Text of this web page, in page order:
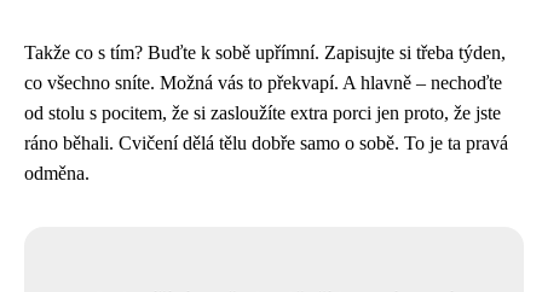
Takže co s tím? Buďte k sobě upřímní. Zapisujte si třeba týden,
co všechno sníte. Možná vás to překvapí. A hlavně – nechoďte
od stolu s pocitem, že si zasloužíte extra porci jen proto, že jste
ráno běhali. Cvičení dělá tělu dobře samo o sobě. To je ta pravá
odměna.